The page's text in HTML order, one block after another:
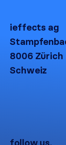
ieffects ag
8006 Zürich
Schweiz
follow us.